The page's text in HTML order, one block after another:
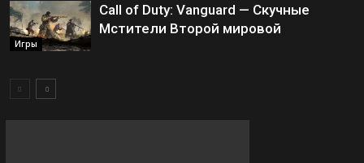
Игры
Call of Duty: Vanguard — Скучные
Мстители Второй мировой